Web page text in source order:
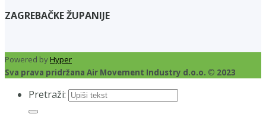
ZAGREBAČKE ŽUPANIJE
Powered byHyper
Sva prava pridržana Air Movement Industry d.o.o. © 2023
Pretraži: